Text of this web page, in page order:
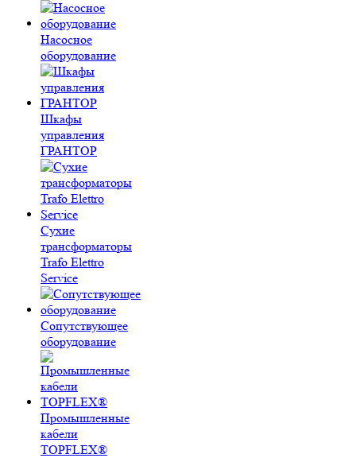
Насосное
оборудование
Шкафы
управления
ГРАНТОР
Сухие
трансформаторы
Trafo Elettro
Service
Сопутствующее
оборудование
Промышленные
кабели
TOPFLEX®